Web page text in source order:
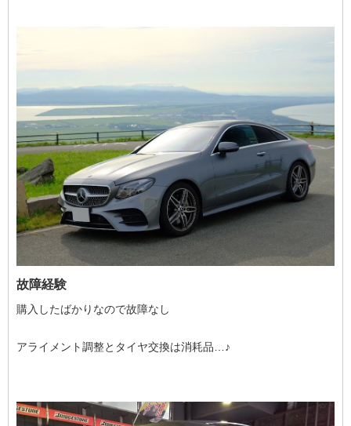
故障経験
購入したばかりなので故障なし
アライメント調整とタイヤ交換は消耗品…♪